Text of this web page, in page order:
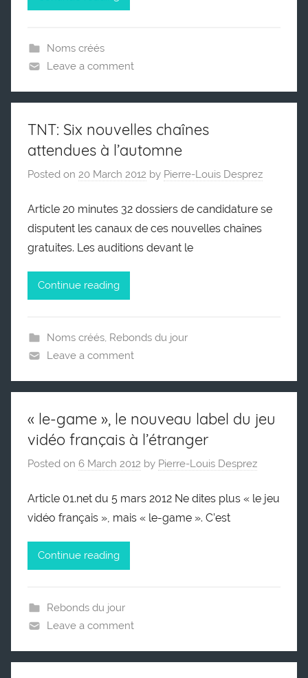
Noms créés
Leave a comment
TNT: Six nouvelles chaînes
attendues à l’automne
Posted on 20 March 2012 by Pierre-Louis Desprez
Article 20 minutes 32 dossiers de candidature se
disputent les canaux de ces nouvelles chaînes
gratuites. Les auditions devant le
Continue reading
Noms créés, Rebonds du jour
Leave a comment
« le-game », le nouveau label du jeu
vidéo français à l’étranger
Posted on 6 March 2012 by Pierre-Louis Desprez
Article 01.net du 5 mars 2012 Ne dites plus « le jeu
vidéo français », mais « le-game ». C’est
Continue reading
Rebonds du jour
Leave a comment